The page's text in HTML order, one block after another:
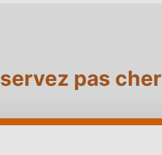
pas